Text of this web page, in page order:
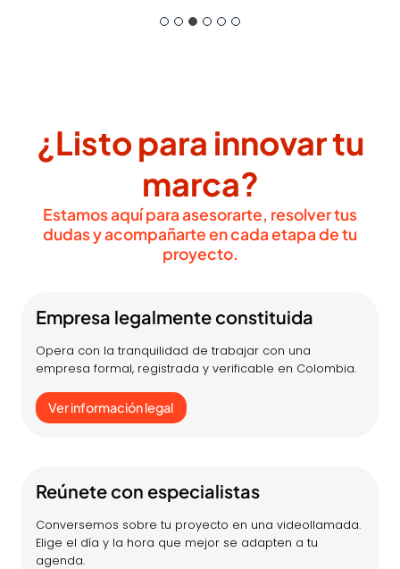
¿Listo para innovar tu
marca?
Estamos aquí para asesorarte, resolver tus
dudas y acompañarte en cada etapa de tu
proyecto.
Empresa legalmente constituida
Opera con la tranquilidad de trabajar con una
empresa formal, registrada y verificable en Colombia.
Ver información legal
Reúnete con especialistas
Conversemos sobre tu proyecto en una videollamada.
Elige el día y la hora que mejor se adapten a tu
agenda.